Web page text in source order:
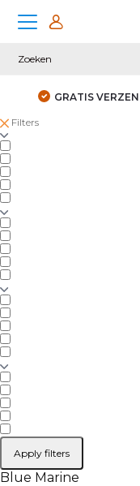
GRATIS
Filters
Apply filters
Blue Marine